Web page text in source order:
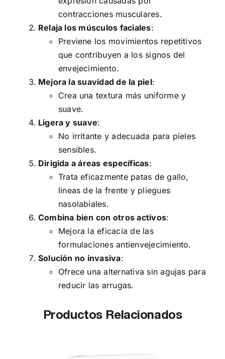
contracciones musculares.
Relaja los músculos faciales:
Previene los movimientos repetitivos
que contribuyen a los signos del
envejecimiento.
Mejora la suavidad de la piel:
Crea una textura más uniforme y
suave.
Ligera y suave:
No irritante y adecuada para pieles
sensibles.
Dirigida a áreas específicas:
Trata eficazmente patas de gallo,
líneas de la frente y pliegues
nasolabiales.
Combina bien con otros activos:
Mejora la eficacia de las
formulaciones antienvejecimiento.
Solución no invasiva:
Ofrece una alternativa sin agujas para
reducir las arrugas.
Productos Relacionados